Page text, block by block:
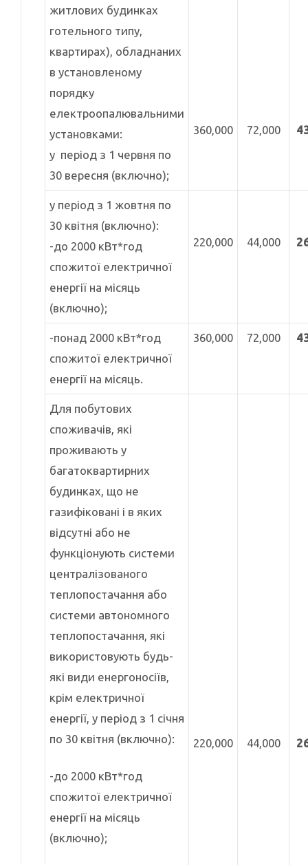
житлових будинках
готельного типу,
квартирах), обладнаних
в установленому
порядку
електроопалювальними
установками:
у період з 1 червня по
30 вересня (включно);
360,000 72,000
у період з 1 жовтня по
30 квітня (включно):
-до 2000 кВт*год
спожитої електричної
енергії на місяць
(включно);
220,000 44,000
-понад 2000 кВт*год
спожитої електричної
енергії на місяць.
360,000 72,000
Для побутових
споживачів, які
проживають у
багатоквартирних
будинках, що не
газифіковані і в яких
відсутні або не
функціонують системи
централізованого
теплопостачання або
системи автономного
теплопостачання, які
використовують будь-
які види енергоносіїв,
крім електричної
енергії, у період з 1 січня
по 30 квітня (включно):
-до 2000 кВт*год
спожитої електричної
енергії на місяць
(включно);
220,000 44,000